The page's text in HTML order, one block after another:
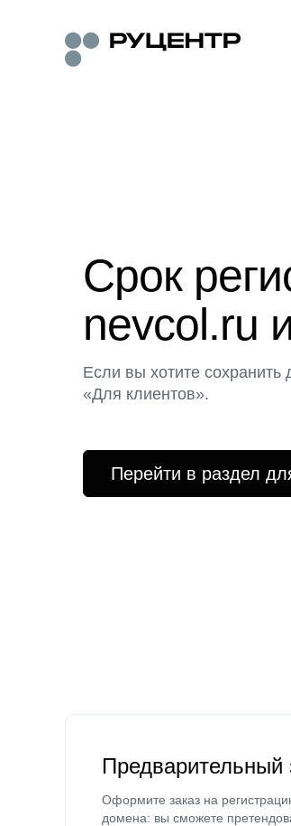
Срок
nevcol.ru
Если вы хотите
«Для клиентов».
Перейти в раздел
Предварительный
Оформите заказ на
домена: вы сможете